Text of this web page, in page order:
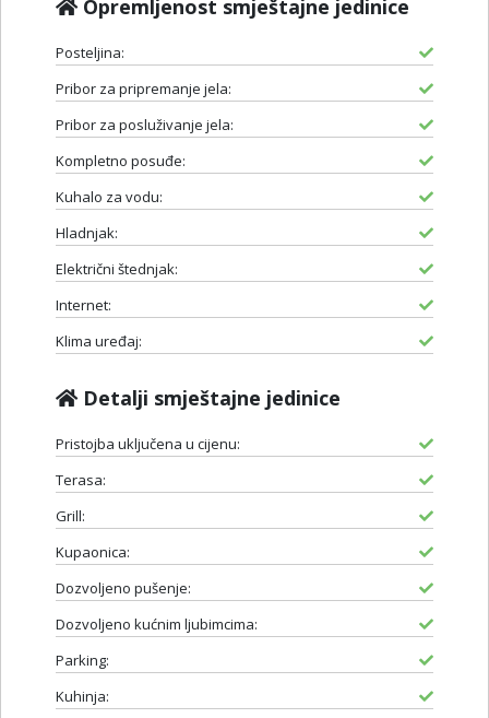
Opremljenost smještajne jedinice
Posteljina:
Pribor za pripremanje jela:
Pribor za posluživanje jela:
Kompletno posuđe:
Kuhalo za vodu:
Hladnjak:
Električni štednjak:
Internet:
Klima uređaj:
Detalji smještajne jedinice
Pristojba uključena u cijenu:
Terasa:
Grill:
Kupaonica:
Dozvoljeno pušenje:
Dozvoljeno kućnim ljubimcima:
Parking:
Kuhinja: